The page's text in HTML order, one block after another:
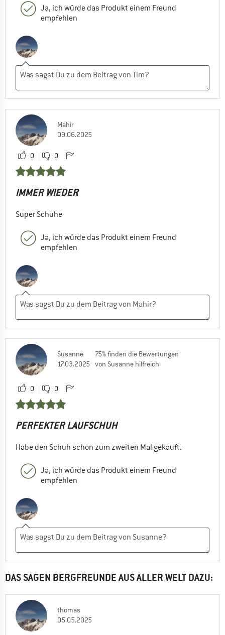
Ja, ich würde das Produkt einem Freund
empfehlen
Mahir
09.06.2025
0 0
IMMER WIEDER
Super Schuhe
Ja, ich würde das Produkt einem Freund
empfehlen
Susanne
17.03.2025
75% finden die Bewertungen
von Susanne hilfreich
0 0
PERFEKTER LAUFSCHUH
Habe den Schuh schon zum zweiten Mal gekauft.
Ja, ich würde das Produkt einem Freund
empfehlen
DAS SAGEN BERGFREUNDE AUS ALLER WELT DAZU:
thomas
05.05.2025